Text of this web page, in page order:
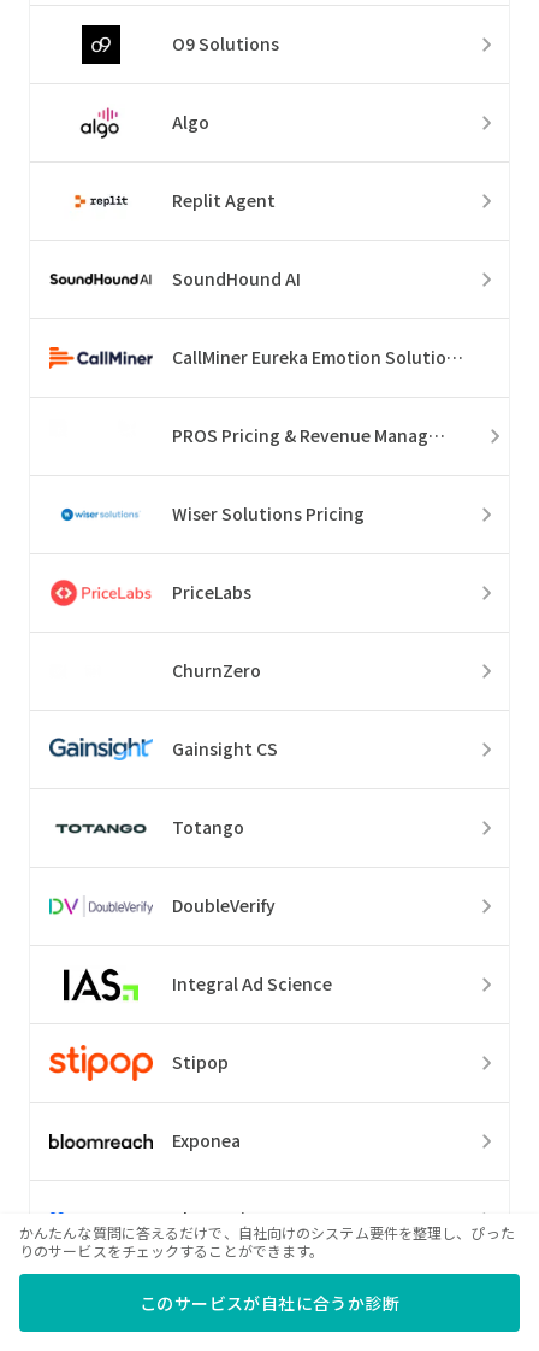
O9 Solutions
Algo
Replit Agent
SoundHound AI
CallMiner Eureka Emotion Solution Suite
PROS Pricing & Revenue Management
Wiser Solutions Pricing
PriceLabs
ChurnZero
Gainsight CS
Totango
DoubleVerify
Integral Ad Science
Stipop
Exponea
BlueConic
Iterable
かんたんな質問に答えるだけで、自社向けのシステム要件を整理し、ぴった
りのサービスをチェックすることができます。
このサービスが自社に合うか診断